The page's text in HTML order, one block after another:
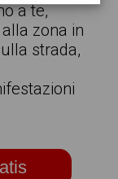
a te,
zona in
strada,